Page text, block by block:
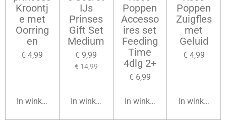
Kroontj
e met
Oorring
en
€ 4,99
In winkelwagen
IJs
Prinses
Gift Set
Medium
€ 9,99
€ 14,99
In winkelwagen
Poppen
Accesso
ires set
Feeding
Time
4dlg 2+
€ 6,99
In winkelwagen
Poppen
Zuigfles
met
Geluid
€ 4,99
In